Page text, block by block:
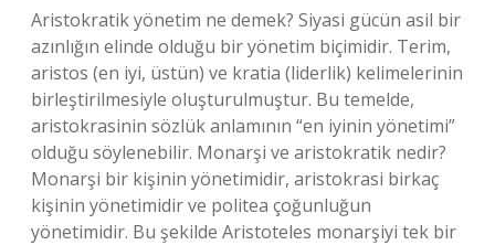
Aristokratik yönetim ne demek? Siyasi gücün asil bir
azınlığın elinde olduğu bir yönetim biçimidir. Terim,
aristos (en iyi, üstün) ve kratia (liderlik) kelimelerinin
birleştirilmesiyle oluşturulmuştur. Bu temelde,
aristokrasinin sözlük anlamının “en iyinin yönetimi”
olduğu söylenebilir. Monarşi ve aristokratik nedir?
Monarşi bir kişinin yönetimidir, aristokrasi birkaç
kişinin yönetimidir ve politea çoğunluğun
yönetimidir. Bu şekilde Aristoteles monarşiyi tek bir